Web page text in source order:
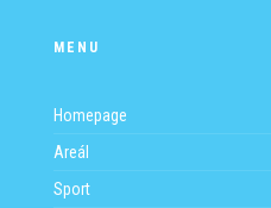
MENU
Homepage
Areál
Sport